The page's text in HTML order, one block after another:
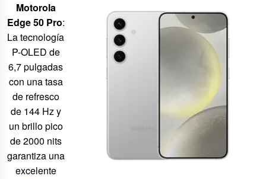
Motorola
Edge 50 Pro:
La tecnología
P-OLED de
6,7 pulgadas
con una tasa
de refresco
de 144 Hz y
un brillo pico
de 2000 nits
garantiza una
excelente